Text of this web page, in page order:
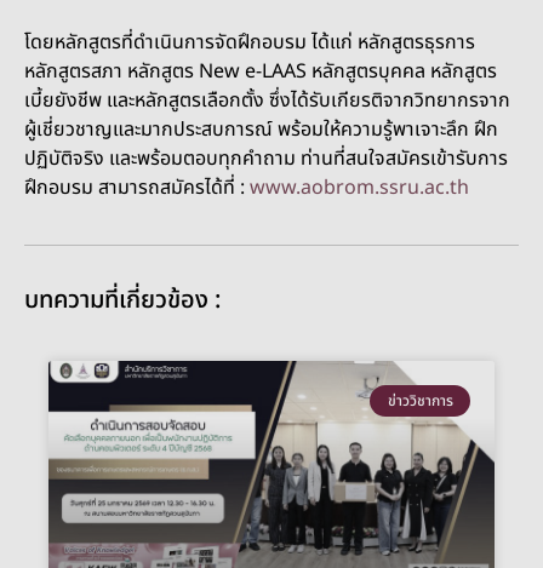
โดยหลักสูตรที่ดำเนินการจัดฝึกอบรม ได้แก่ หลักสูตรธุรการ
หลักสูตรสภา หลักสูตร New e-LAAS หลักสูตรบุคคล หลักสูตร
เบี้ยยังชีพ และหลักสูตรเลือกตั้ง ซึ่งได้รับเกียรติจากวิทยากรจาก
ผู้เชี่ยวชาญและมากประสบการณ์ พร้อมให้ความรู้พาเจาะลึก ฝึก
ปฏิบัติจริง และพร้อมตอบทุกคำถาม ท่านที่สนใจสมัครเข้ารับการ
ฝึกอบรม สามารถสมัครได้ที่ : www.aobrom.ssru.ac.th
บทความที่เกี่ยวข้อง :
ข่าววิชาการ